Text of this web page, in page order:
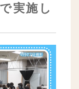
実施し